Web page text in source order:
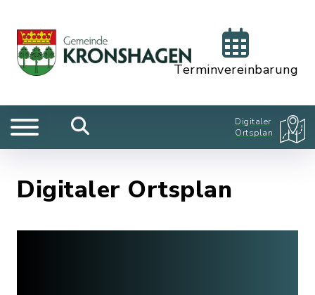
Terminvereinbarung
Digitaler
Ortsplan
Digitaler Ortsplan